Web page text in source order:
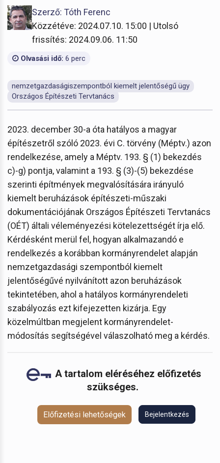
Szerző: Tóth Ferenc
Közzétéve: 2024.07.10. 15:00 | Utolsó
frissítés: 2024.09.06. 11:50
Olvasási idő: 6 perc
nemzetgazdaságiszempontból kiemelt jelentőségű ügy
Országos Építészeti Tervtanács
2023. december 30-a óta hatályos a magyar
építészetről szóló 2023. évi C. törvény (Méptv.) azon
rendelkezése, amely a Méptv. 193. § (1) bekezdés
c)-g) pontja, valamint a 193. § (3)-(5) bekezdése
szerinti építmények megvalósítására irányuló
kiemelt beruházások építészeti-műszaki
dokumentációjának Országos Építészeti Tervtanács
(OÉT) általi véleményezési kötelezettségét írja elő.
Kérdésként merül fel, hogyan alkalmazandó e
rendelkezés a korábban kormányrendelet alapján
nemzetgazdasági szempontból kiemelt
jelentőségűvé nyilvánított azon beruházások
tekintetében, ahol a hatályos kormányrendeleti
szabályozás ezt kifejezetten kizárja. Egy
közelmúltban megjelent kormányrendelet-
módosítás segítségével válaszolható meg a kérdés.
A tartalom eléréséhez előfizetés
szükséges.
Előfizetési lehetőségek Bejelentkezés